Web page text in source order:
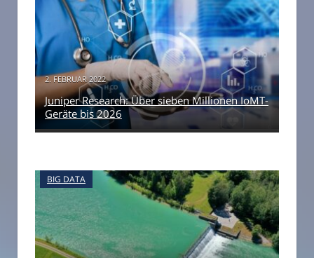
2. FEBRUAR 2022
Juniper Research: Über sieben Millionen IoMT-
Geräte bis 2026
BIG DATA